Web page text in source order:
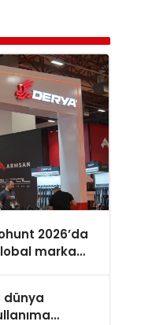
2026’da
marka
dünya